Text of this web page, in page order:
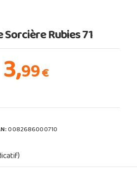
Rubies 71
3,99€
0082686000710